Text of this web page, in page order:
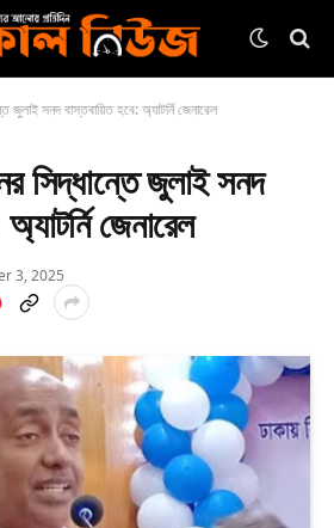
সনদ বাস্তবায়িত হবে: অ্যাটর্নি জেনারেল
সিদ্ধান্তে জুলাই সনদ
জেনারেল
3, 2025